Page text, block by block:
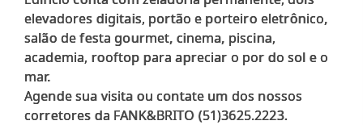
elevadores digitais, portão e porteiro eletrônico,
salão de festa gourmet, cinema, piscina,
academia, rooftop para apreciar o por do sol e o
mar.
Agende sua visita ou contate um dos nossos
corretores da FANK&BRITO (51)3625.2223.